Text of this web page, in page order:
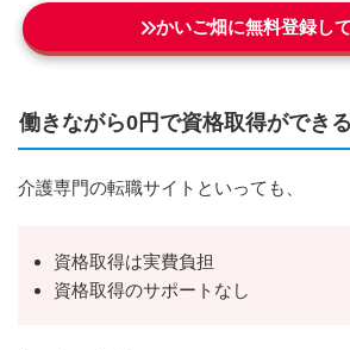
かいご畑に無料登録し
働きながら0円で資格取得ができる
介護専門の転職サイトといっても、
資格取得は実費負担
資格取得のサポートなし